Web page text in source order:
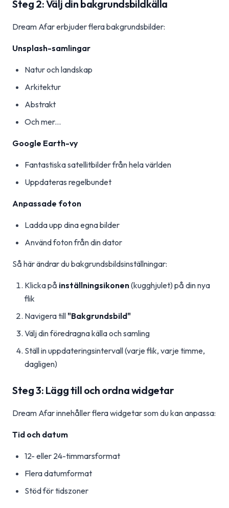
Steg 2: Välj din bakgrundsbildkälla
Dream Afar erbjuder flera bakgrundsbilder:
Unsplash-samlingar
Natur och landskap
Arkitektur
Abstrakt
Och mer...
Google Earth-vy
Fantastiska satellitbilder från hela världen
Uppdateras regelbundet
Anpassade foton
Ladda upp dina egna bilder
Använd foton från din dator
Så här ändrar du bakgrundsbildsinställningar:
Klicka på inställningsikonen(kugghjulet) på din nya
flik
Navigera till "Bakgrundsbild"
Välj din föredragna källa och samling
Ställ in uppdateringsintervall (varje flik, varje timme,
dagligen)
Steg 3: Lägg till och ordna widgetar
Dream Afar innehåller flera widgetar som du kan anpassa:
Tid och datum
12- eller 24-timmarsformat
Flera datumformat
Stöd för tidszoner